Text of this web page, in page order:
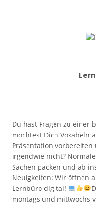
Du hast Fragen zu einer
möchtest Dich Vokabeln
Präsentation
irgendwie nicht?
Sachen packen und ab
Neuigkeiten: Wir öffnen
Lernbüro digital!
montags und mittwochs